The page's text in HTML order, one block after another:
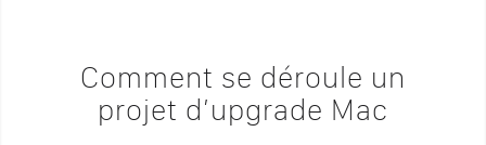
Comment se déroule un
projet d’upgrade Mac